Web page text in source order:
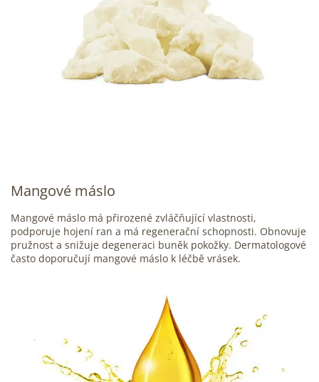
Mangové máslo
Mangové máslo má přirozené zvláčňující vlastnosti,
podporuje hojení ran a má regenerační schopnosti. Obnovuje
pružnost a snižuje degeneraci buněk pokožky. Dermatologové
často doporučují mangové máslo k léčbě vrásek.